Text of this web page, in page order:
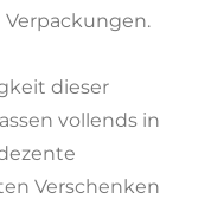
dieser
vollends in
Verschenken